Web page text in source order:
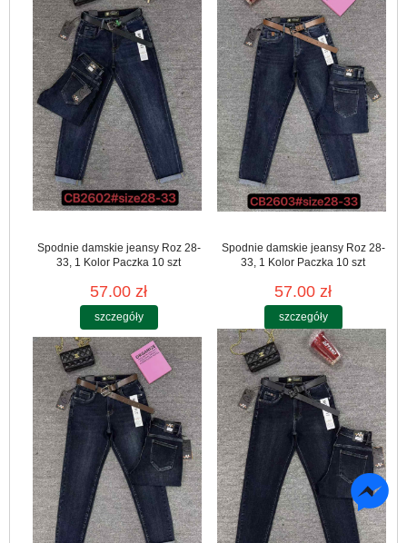
Spodnie damskie jeansy Roz 28-
33, 1 Kolor Paczka 10 szt
57.00 zł
szczegóły
Spodnie damskie jeansy Roz 28-
33, 1 Kolor Paczka 10 szt
57.00 zł
szczegóły